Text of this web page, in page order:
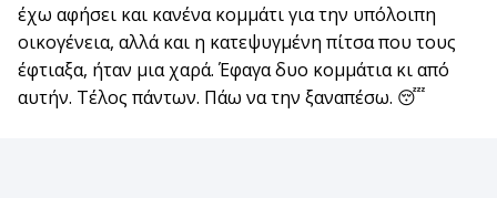
έχω αφήσει και κανένα κομμάτι για την υπόλοιπη
οικογένεια, αλλά και η κατεψυγμένη πίτσα που τους
έφτιαξα, ήταν μια χαρά. Έφαγα δυο κομμάτια κι από
αυτήν. Τέλος πάντων. Πάω να την ξαναπέσω. 😴